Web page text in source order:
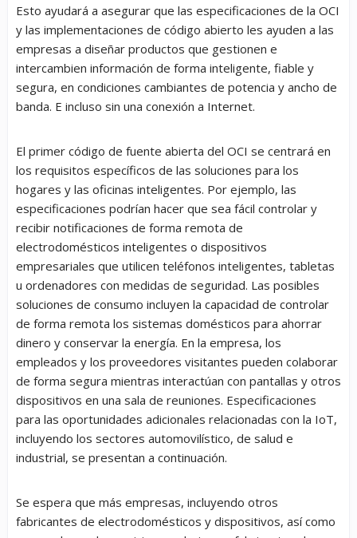
Esto ayudará a asegurar que las especificaciones de la OCI
y las implementaciones de código abierto les ayuden a las
empresas a diseñar productos que gestionen e
intercambien información de forma inteligente, fiable y
segura, en condiciones cambiantes de potencia y ancho de
banda. E incluso sin una conexión a Internet.
El primer código de fuente abierta del OCI se centrará en
los requisitos específicos de las soluciones para los
hogares y las oficinas inteligentes. Por ejemplo, las
especificaciones podrían hacer que sea fácil controlar y
recibir notificaciones de forma remota de
electrodomésticos inteligentes o dispositivos
empresariales que utilicen teléfonos inteligentes, tabletas
u ordenadores con medidas de seguridad. Las posibles
soluciones de consumo incluyen la capacidad de controlar
de forma remota los sistemas domésticos para ahorrar
dinero y conservar la energía. En la empresa, los
empleados y los proveedores visitantes pueden colaborar
de forma segura mientras interactúan con pantallas y otros
dispositivos en una sala de reuniones. Especificaciones
para las oportunidades adicionales relacionadas con la IoT,
incluyendo los sectores automovilístico, de salud e
industrial, se presentan a continuación.
Se espera que más empresas, incluyendo otros
fabricantes de electrodomésticos y dispositivos, así como